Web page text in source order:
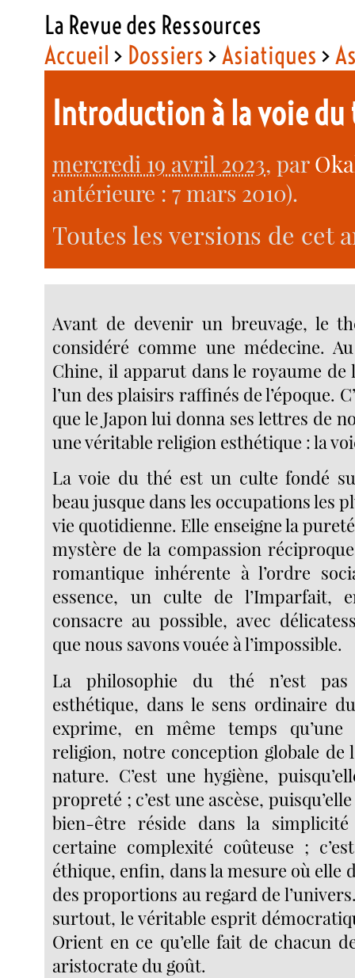
La Revue des Ressources
Accueil > Dossiers >Asiatiques >
Introduction à la voie
mercredi 19 avril 2023, par
antérieure : 7 mars 2010).
Toutes les versions de cet
Avant de devenir un breuvage, le
considéré comme une médecine.
Chine, il apparut dans le royaume de
l’un des plaisirs raffinés de l’époque.
que le Japon lui donna ses lettres de
une véritable religion esthétique : la
La voie du thé est un culte fondé
beau jusque dans les occupations les
vie quotidienne. Elle enseigne la
mystère de la compassion
romantique inhérente à l’ordre
essence, un culte de l’Imparfait,
consacre au possible, avec
que nous savons vouée à l’impossible.
La philosophie du thé n’est pas
esthétique, dans le sens ordinaire
exprime, en même temps
religion, notre conception globale de
nature. C’est une hygiène,
propreté ; c’est une ascèse,
bien-être réside dans la
certaine complexité coûteuse ;
éthique, enfin, dans la mesure où elle
des proportions au regard de
surtout, le véritable esprit
Orient en ce qu’elle fait de chacun
aristocrate du goût.